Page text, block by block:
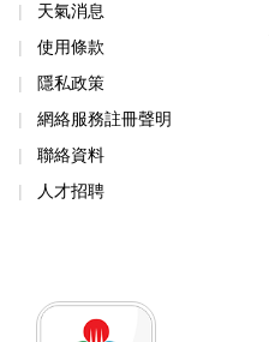
天氣消息
使用條款
隱私政策
網絡服務註冊聲明
聯絡資料
人才招聘